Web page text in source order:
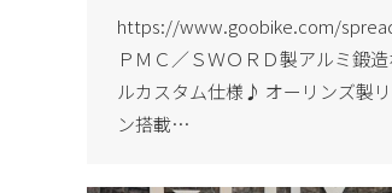
https://www.goobike.com/
ＰＭＣ／ＳＷＯＲＤ製アルミ鍛
ルカスタム仕様♪ オーリンズ製
ン搭載…